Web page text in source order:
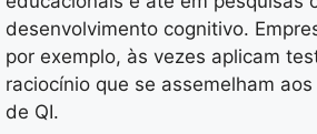
desenvolvimento cognitivo.
por exemplo, às vezes aplicam
raciocínio que se assemelham
de QI.